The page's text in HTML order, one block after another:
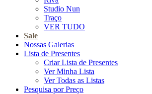
Studio Nun
Traço
VER TUDO
Sale
Nossas Galerias
Lista de Presentes
Criar Lista de Presentes
Ver Minha Lista
Ver Todas as Listas
Pesquisa por Preço